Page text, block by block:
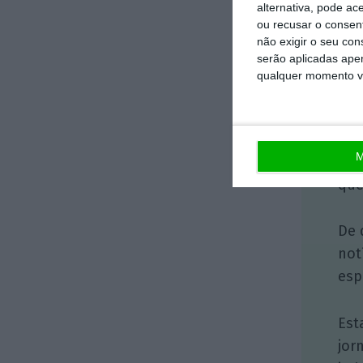
alternativa, pode
ou recusar o
não exigir o seu
serão aplicadas
qualquer momento
De